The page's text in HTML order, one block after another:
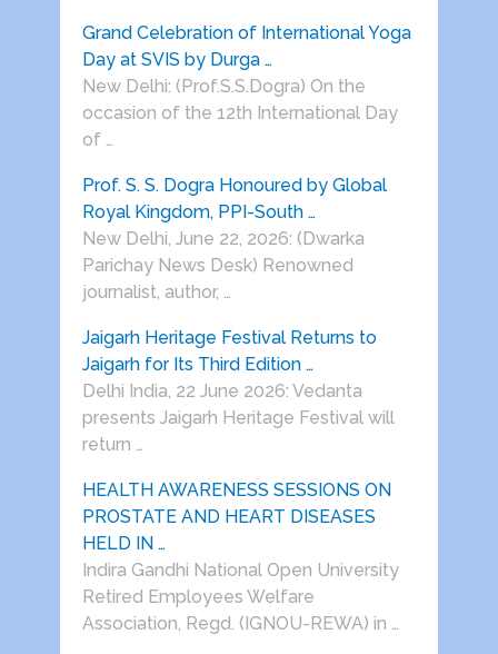
Grand Celebration of International Yoga
Day at SVIS by Durga …
New Delhi: (Prof.S.S.Dogra) On the
occasion of the 12th International Day
of …
Prof. S. S. Dogra Honoured by Global
Royal Kingdom, PPI-South …
New Delhi, June 22, 2026: (Dwarka
Parichay News Desk) Renowned
journalist, author, …
Jaigarh Heritage Festival Returns to
Jaigarh for Its Third Edition …
Delhi India, 22 June 2026: Vedanta
presents Jaigarh Heritage Festival will
return …
HEALTH AWARENESS SESSIONS ON
PROSTATE AND HEART DISEASES
HELD IN …
Indira Gandhi National Open University
Retired Employees Welfare
Association, Regd. (IGNOU-REWA) in …